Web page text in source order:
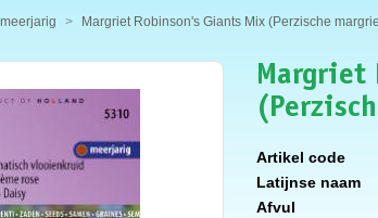
Margriet Robinson's Giants Mix (Perzische
Margriet
Artikel code
Latijnse naam
Afvul